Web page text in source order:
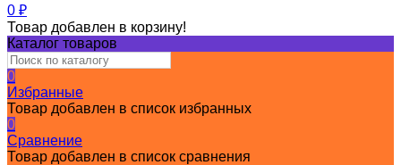
0 ₽
Товар добавлен в корзину!
Каталог товаров
0
Избранные
Товар добавлен в список избранных
0
Сравнение
Товар добавлен в список сравнения